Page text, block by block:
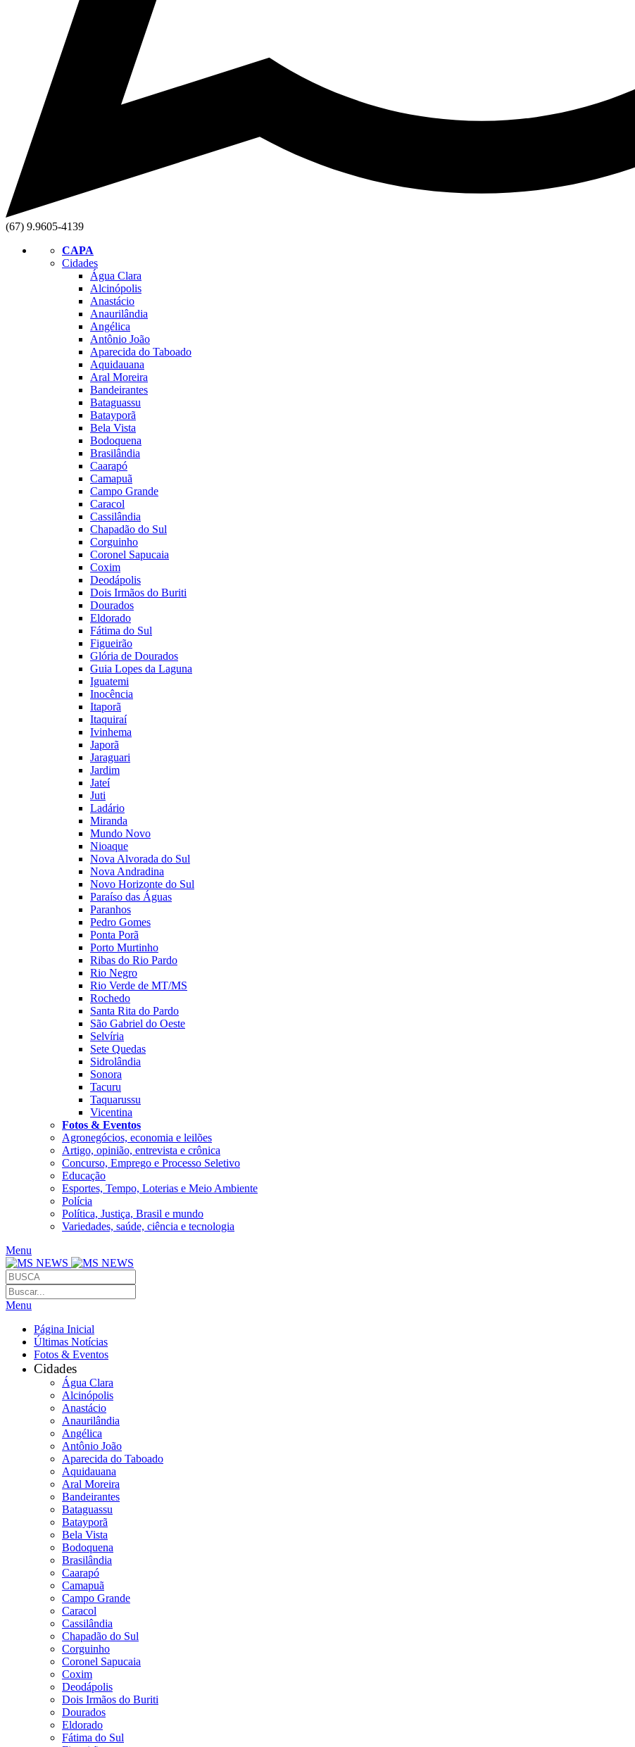
(67) 9.9605-4139
CAPA
Cidades
Água Clara
Alcinópolis
Anastácio
Anaurilândia
Angélica
Antônio João
Aparecida do Taboado
Aquidauana
Aral Moreira
Bandeirantes
Bataguassu
Batayporã
Bela Vista
Bodoquena
Brasilândia
Caarapó
Camapuã
Campo Grande
Caracol
Cassilândia
Chapadão do Sul
Corguinho
Coronel Sapucaia
Coxim
Deodápolis
Dois Irmãos do Buriti
Dourados
Eldorado
Fátima do Sul
Figueirão
Glória de Dourados
Guia Lopes da Laguna
Iguatemi
Inocência
Itaporã
Itaquiraí
Ivinhema
Japorã
Jaraguari
Jardim
Jateí
Juti
Ladário
Miranda
Mundo Novo
Nioaque
Nova Alvorada do Sul
Nova Andradina
Novo Horizonte do Sul
Paraíso das Águas
Paranhos
Pedro Gomes
Ponta Porã
Porto Murtinho
Ribas do Rio Pardo
Rio Negro
Rio Verde de MT/MS
Rochedo
Santa Rita do Pardo
São Gabriel do Oeste
Selvíria
Sete Quedas
Sidrolândia
Sonora
Tacuru
Taquarussu
Vicentina
Fotos & Eventos
Agronegócios, economia e leilões
Artigo, opinião, entrevista e crônica
Concurso, Emprego e Processo Seletivo
Educação
Esportes, Tempo, Loterias e Meio Ambiente
Polícia
Política, Justiça, Brasil e mundo
Variedades, saúde, ciência e tecnologia
Menu
Menu
Página Inicial
Últimas Notícias
Fotos & Eventos
Cidades
Água Clara
Alcinópolis
Anastácio
Anaurilândia
Angélica
Antônio João
Aparecida do Taboado
Aquidauana
Aral Moreira
Bandeirantes
Bataguassu
Batayporã
Bela Vista
Bodoquena
Brasilândia
Caarapó
Camapuã
Campo Grande
Caracol
Cassilândia
Chapadão do Sul
Corguinho
Coronel Sapucaia
Coxim
Deodápolis
Dois Irmãos do Buriti
Dourados
Eldorado
Fátima do Sul